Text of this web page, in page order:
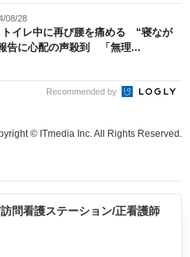
08/28
トイレ中に再び腰を痛める “寝なが
告に心配の声殺到 「無理...
Recommended by
© ITmedia Inc. All Rights Reserved.
問看護ステーション/正看護師